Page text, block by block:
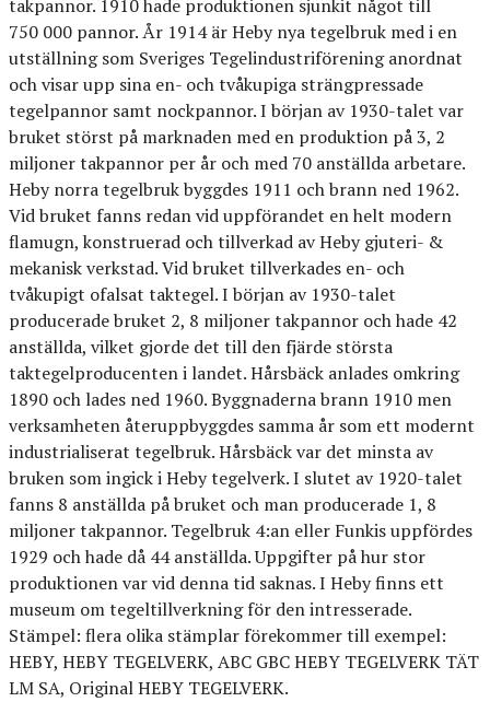
takpannor. 1910 hade produktionen sjunkit något till
750 000 pannor. År 1914 är Heby nya tegelbruk med i en
utställning som Sveriges Tegelindustriförening anordnat
och visar upp sina en- och tvåkupiga strängpressade
tegelpannor samt nockpannor. I början av 1930-talet var
bruket störst på marknaden med en produktion på 3, 2
miljoner takpannor per år och med 70 anställda arbetare.
Heby norra tegelbruk byggdes 1911 och brann ned 1962.
Vid bruket fanns redan vid uppförandet en helt modern
flamugn, konstruerad och tillverkad av Heby gjuteri- &
mekanisk verkstad. Vid bruket tillverkades en- och
tvåkupigt ofalsat taktegel. I början av 1930-talet
producerade bruket 2, 8 miljoner takpannor och hade 42
anställda, vilket gjorde det till den fjärde största
taktegelproducenten i landet. Hårsbäck anlades omkring
1890 och lades ned 1960. Byggnaderna brann 1910 men
verksamheten återuppbyggdes samma år som ett modernt
industrialiserat tegelbruk. Hårsbäck var det minsta av
bruken som ingick i Heby tegelverk. I slutet av 1920-talet
fanns 8 anställda på bruket och man producerade 1, 8
miljoner takpannor. Tegelbruk 4:an eller Funkis uppfördes
1929 och hade då 44 anställda. Uppgifter på hur stor
produktionen var vid denna tid saknas. I Heby finns ett
museum om tegeltillverkning för den intresserade.
Stämpel: flera olika stämplar förekommer till exempel:
HEBY, HEBY TEGELVERK, ABC GBC HEBY TEGELVERK TÄT
LM SA, Original HEBY TEGELVERK.